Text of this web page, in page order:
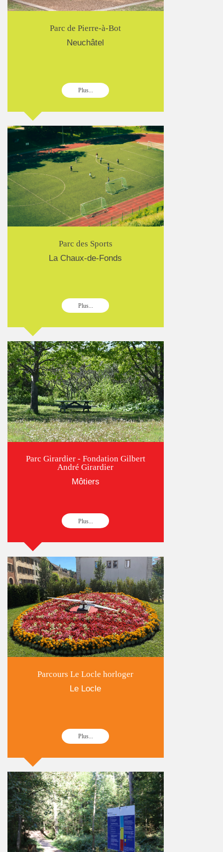
Parc de Pierre-à-Bot
Neuchâtel
Plus...
Parc des Sports
La Chaux-de-Fonds
Plus...
Parc Girardier - Fondation Gilbert
André Girardier
Môtiers
Plus...
Parcours Le Locle horloger
Le Locle
Plus...